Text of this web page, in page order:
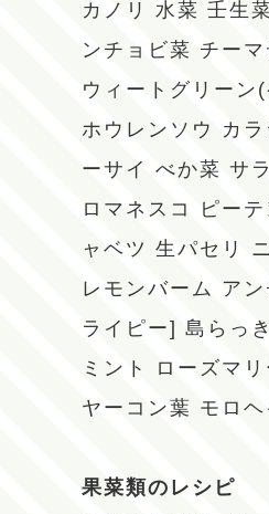
カノリ 水菜 壬生
ンチョビ菜 チー
ウィートグリーン
ホウレンソウ
カ
ーサイ べか菜 サ
ロマネスコ
ピー
ャベツ 生パセリ
レモンバーム ア
ライピー] 島らっ
ミント
ローズマリ
ヤーコン葉 モロヘ
果菜類のレシピ